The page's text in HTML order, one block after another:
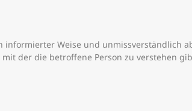
Weise und unmissverständlich
der die betroffene Person zu verstehen